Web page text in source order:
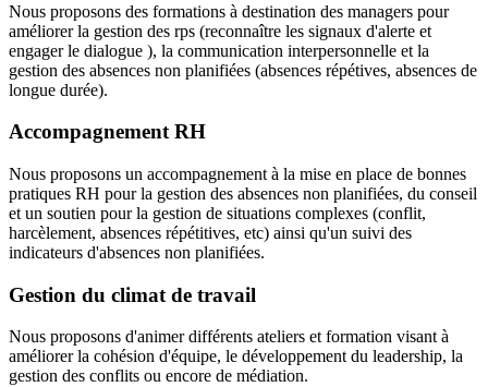
Nous proposons des formations à destination des managers pour
améliorer la gestion des rps (reconnaître les signaux d'alerte et
engager le dialogue ), la communication interpersonnelle et la
gestion des absences non planifiées (absences répétives, absences de
longue durée).
Accompagnement RH
Nous proposons un accompagnement à la mise en place de bonnes
pratiques RH pour la gestion des absences non planifiées, du conseil
et un soutien pour la gestion de situations complexes (conflit,
harcèlement, absences répétitives, etc) ainsi qu'un suivi des
indicateurs d'absences non planifiées.
Gestion du climat de travail
Nous proposons d'animer différents ateliers et formation visant à
améliorer la cohésion d'équipe, le développement du leadership, la
gestion des conflits ou encore de médiation.